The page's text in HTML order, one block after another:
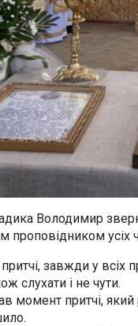
Володимир
усіх
завжди у всіх
слухати і не чути.
момент притчі,